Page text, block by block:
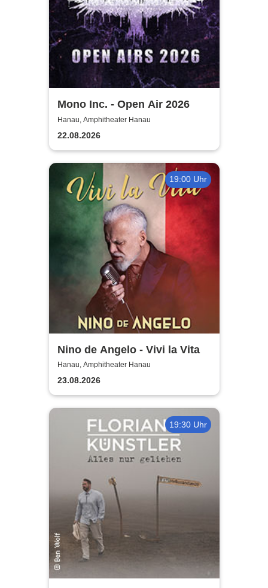
Mono Inc. - Open Air 2026
Hanau, Amphitheater Hanau
22.08.2026
19:00 Uhr
Nino de Angelo - Vivi la Vita
Hanau, Amphitheater Hanau
23.08.2026
19:30 Uhr